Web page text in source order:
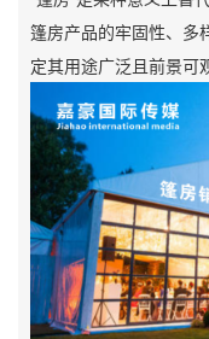
篷房产品的牢固性、多
定其用途广泛且前景可